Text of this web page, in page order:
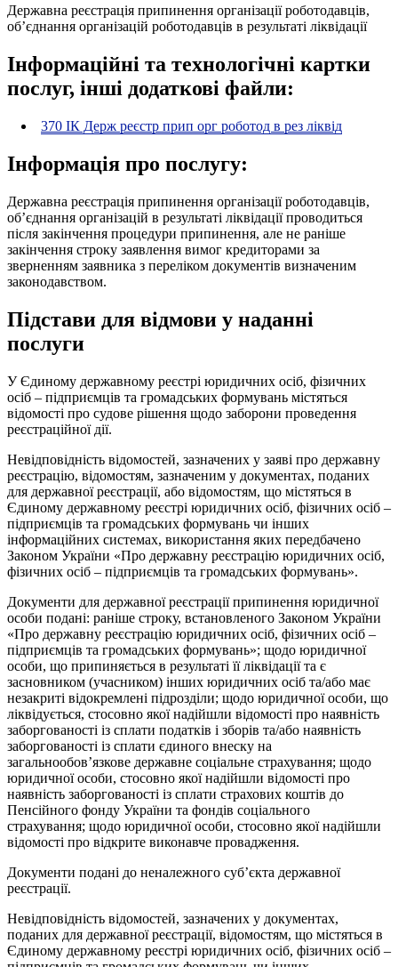
Державна реєстрація припинення організації роботодавців,
об’єднання організацій роботодавців в результаті ліквідації
Інформаційні та технологічні картки
послуг, інші додаткові файли:
370 ІК Держ реєстр прип орг роботод в рез ліквід
Інформація про послугу:
Державна реєстрація припинення організації роботодавців,
об’єднання організацій в результаті ліквідації проводиться
після закінчення процедури припинення, але не раніше
закінчення строку заявлення вимог кредиторами за
зверненням заявника з переліком документів визначеним
законодавством.
Підстави для відмови у наданні
послуги
У Єдиному державному реєстрі юридичних осіб, фізичних
осіб – підприємців та громадських формувань містяться
відомості про судове рішення щодо заборони проведення
реєстраційної дії.
Невідповідність відомостей, зазначених у заяві про державну
реєстрацію, відомостям, зазначеним у документах, поданих
для державної реєстрації, або відомостям, що містяться в
Єдиному державному реєстрі юридичних осіб, фізичних осіб –
підприємців та громадських формувань чи інших
інформаційних системах, використання яких передбачено
Законом України «Про державну реєстрацію юридичних осіб,
фізичних осіб – підприємців та громадських формувань».
Документи для державної реєстрації припинення юридичної
особи подані: раніше строку, встановленого Законом України
«Про державну реєстрацію юридичних осіб, фізичних осіб –
підприємців та громадських формувань»; щодо юридичної
особи, що припиняється в результаті її ліквідації та є
засновником (учасником) інших юридичних осіб та/або має
незакриті відокремлені підрозділи; щодо юридичної особи, що
ліквідується, стосовно якої надійшли відомості про наявність
заборгованості із сплати податків і зборів та/або наявність
заборгованості із сплати єдиного внеску на
загальнообов’язкове державне соціальне страхування; щодо
юридичної особи, стосовно якої надійшли відомості про
наявність заборгованості із сплати страхових коштів до
Пенсійного фонду України та фондів соціального
страхування; щодо юридичної особи, стосовно якої надійшли
відомості про відкрите виконавче провадження.
Документи подані до неналежного суб’єкта державної
реєстрації.
Невідповідність відомостей, зазначених у документах,
поданих для державної реєстрації, відомостям, що містяться в
Єдиному державному реєстрі юридичних осіб, фізичних осіб –